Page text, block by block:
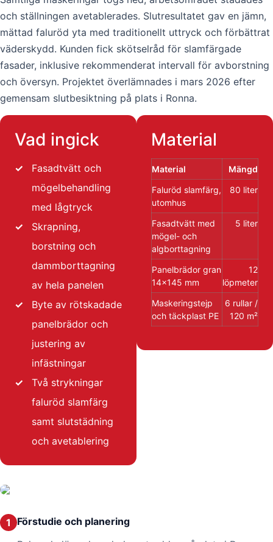
och ställningen avetablerades. Slutresultatet gav en jämn,
mättad faluröd yta med traditionellt uttryck och förbättrat
väderskydd. Kunden fick skötselråd för slamfärgade
fasader, inklusive rekommenderat intervall för avborstning
och översyn. Projektet överlämnades i mars 2026 efter
gemensam slutbesiktning på plats i Ronna.
Vad ingick
✓
Fasadtvätt och
mögelbehandling
med lågtryck
✓
Skrapning,
borstning och
dammborttagning
av hela panelen
✓
Byte av rötskadade
panelbrädor och
justering av
infästningar
✓
Två strykningar
faluröd slamfärg
samt slutstädning
och avetablering
Material
Material
Mängd
Faluröd slamfärg,
utomhus
80 liter
Fasadtvätt med
mögel- och
algborttagning
5 liter
Panelbrädor gran
14×145 mm
12
löpmeter
Maskeringstejp
och täckplast PE
6 rullar /
120 m²
1
Förstudie och planering